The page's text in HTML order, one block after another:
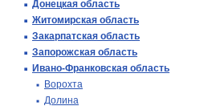
Донецкая область
Житомирская область
Закарпатская область
Запорожская область
Ивано-Франковская область
Ворохта
Долина